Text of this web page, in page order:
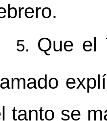
Que el
tanto se